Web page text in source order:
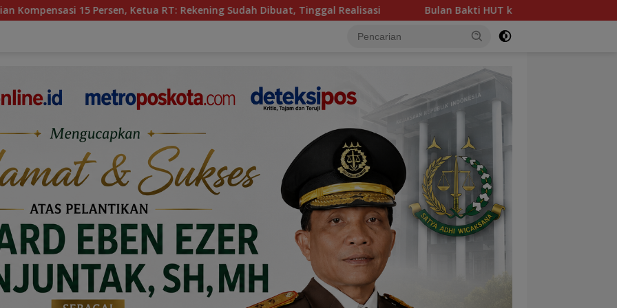
RT: Rekening Sudah Dibuat, Tinggal Realisasi Bulan Bakti HUT ke-50, PT TIMAH Gelar Khitanan Massal, Cek